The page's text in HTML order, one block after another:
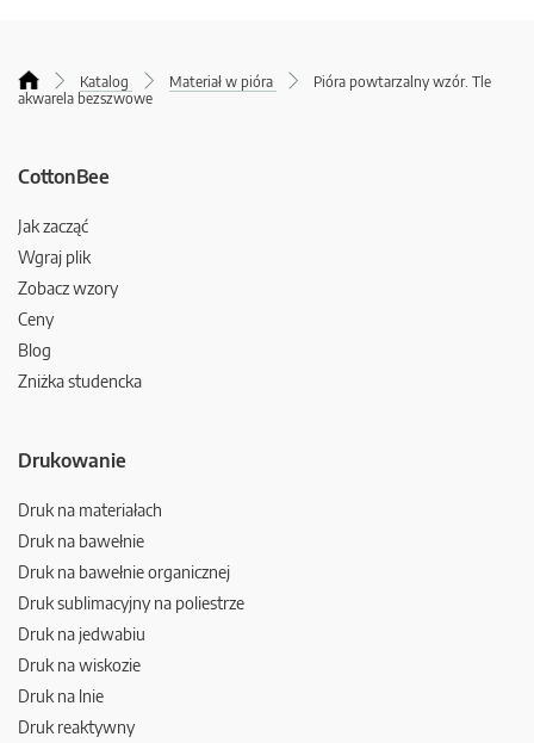
Katalog Materiał w pióra
Pióra powtarzalny wzór. Tle
akwarela bezszwowe
CottonBee
Jak zacząć
Wgraj plik
Zobacz wzory
Ceny
Blog
Zniżka studencka
Drukowanie
Druk na materiałach
Druk na bawełnie
Druk na bawełnie organicznej
Druk sublimacyjny na poliestrze
Druk na jedwabiu
Druk na wiskozie
Druk na lnie
Druk reaktywny